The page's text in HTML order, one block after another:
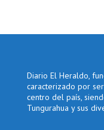
Diario El Heraldo,
caracterizado por
centro del país,
Tungurahua y sus